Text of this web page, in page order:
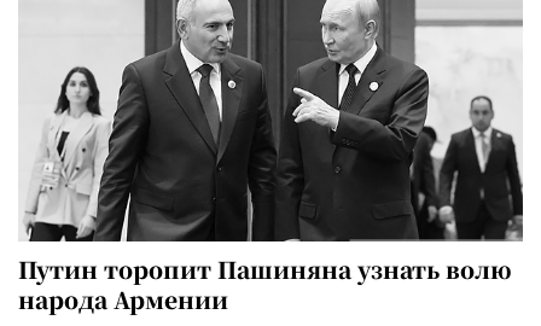
Путин торопит Пашиняна узнать волю
народа Армении